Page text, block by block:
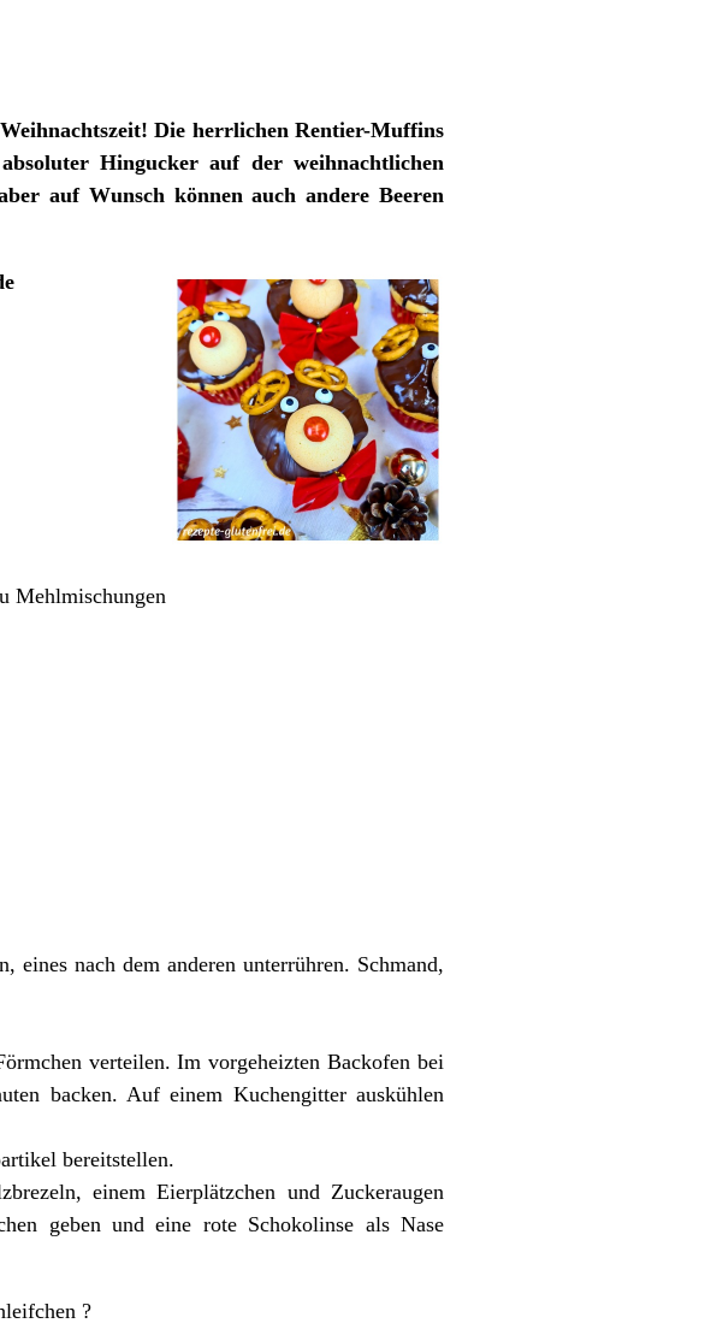
Die herrlichen Rentier-Muffins
Hingucker auf der weihnachtlichen
auf Wunsch können auch andere Beeren
Mehlmischungen
nach dem anderen unterrühren. Schmand,
verteilen. Im vorgeheizten Backofen bei
backen. Auf einem Kuchengitter auskühlen
bereitstellen.
einem Eierplätzchen und Zuckeraugen
geben und eine rote Schokolinse als Nase
?